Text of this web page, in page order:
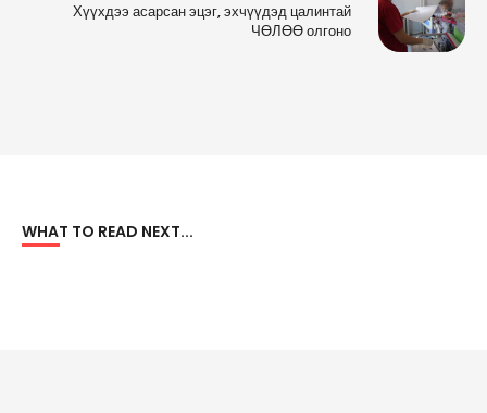
Хүүхдээ асарсан эцэг, эхчүүдэд цалинтай
ЧӨЛӨӨ олгоно
WHAT TO READ NEXT...